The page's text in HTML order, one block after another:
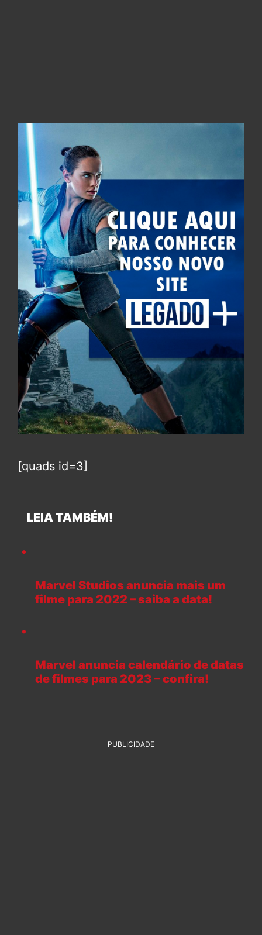
[quads id=3]
LEIA TAMBÉM!
Marvel Studios anuncia mais um
filme para 2022 – saiba a data!
Marvel anuncia calendário de datas
de filmes para 2023 – confira!
PUBLICIDADE